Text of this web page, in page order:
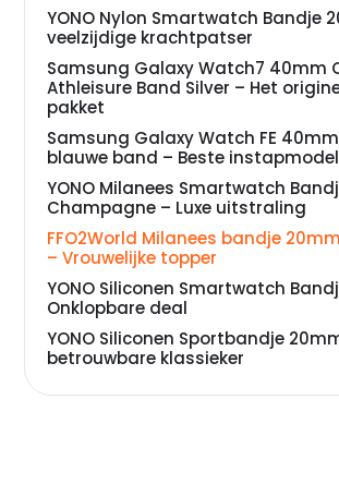
YONO Nylon Smartwatch Bandje
veelzijdige krachtpatser
Samsung Galaxy Watch7 40mm
Athleisure Band Silver – Het
pakket
Samsung Galaxy Watch FE
blauwe band – Beste instapmodel
YONO Milanees Smartwatch
Champagne – Luxe uitstraling
FFO2World Milanees bandje
– Vrouwelijke topper
YONO Siliconen Smartwatch
Onklopbare deal
YONO Siliconen Sportbandje
betrouwbare klassieker